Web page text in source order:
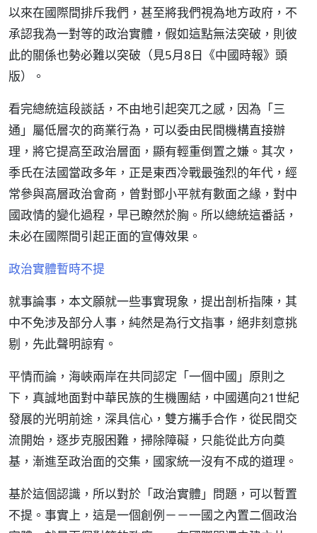
以來在國際間排斥我們，甚至將我們視為地方政府，不
承認我為一對等的政治實體，假如這點無法突破，則彼
此的關係也勢必難以突破（見5月8日《中國時報》頭
版）。
看完總統這段談話，不由地引起突兀之感，因為「三
通」屬低層次的商業行為，可以委由民間機構直接辦
理，將它提高至政治層面，顯有輕重倒置之嫌。其次，
季氏在法國當政多年，正是東西冷戰最強烈的年代，經
常參與高層政治會商，曾對鄧小平就有數面之緣，對中
國政情的變化過程，早已瞭然於胸。所以總統這番話，
未必在國際間引起正面的宣傳效果。
政治實體暫時不提
就事論事，本文願就一些事實現象，提出剖析指陳，其
中不免涉及部分人事，純然是為行文指事，絕非刻意挑
剔，先此聲明諒宥。
平情而論，海峽兩岸在共同認定「一個中國」原則之
下，真誠地面對中華民族的生機團結，中國邁向21世紀
發展的光明前途，深具信心，雙方攜手合作，從民間交
流開始，逐步克服困難，掃除障礙，只能從此方向奠
基，漸進至政治面的交集，國家統一沒有不成的道理。
基於這個認識，所以對於「政治實體」問題，可以暫置
不提。事實上，這是一個創例－－一國之內置二個政治